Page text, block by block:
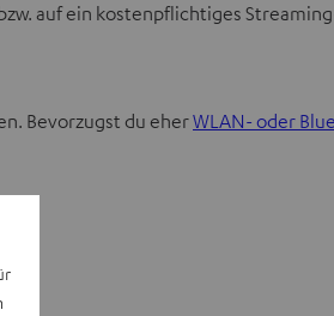
auf ein kostenpflichtiges
Bevorzugst du eherWLAN- oder